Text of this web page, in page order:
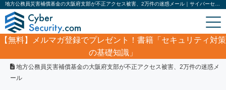
【無料】
メルマガ登録でプレゼント！書籍「セキュリティ対策
の基礎知識」
サイバーセキュリティ・情報漏洩ニュース
地方公務員災害補償基金の大阪府支部が不正アクセス被害、2万件の迷惑メ
ール